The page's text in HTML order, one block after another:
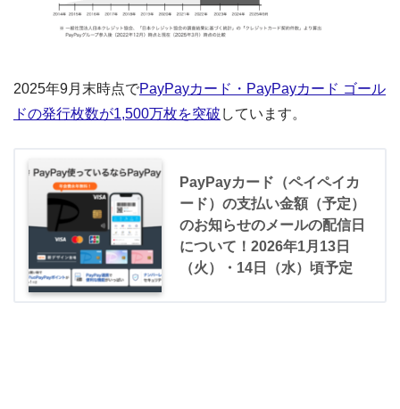
2025年9月末時点でPayPayカード・PayPayカード ゴール
ドの発行枚数が1,500万枚を突破 しています。
PayPayカード（ペイペイカ
ード）の支払い金額（予定）
のお知らせのメールの配信日
について！2026年1月13日
（火）・14日（水）頃予定